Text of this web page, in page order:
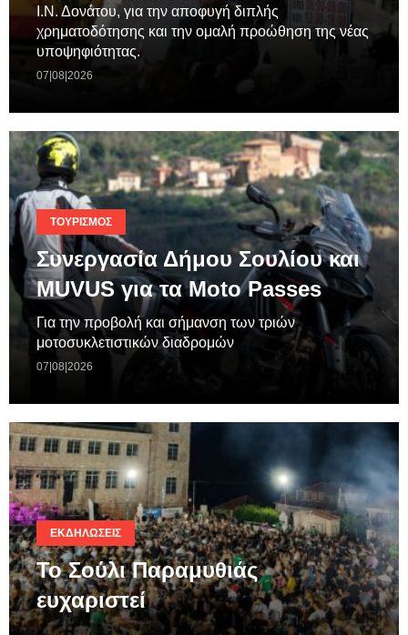
Ι.Ν. Δονάτου, για την αποφυγή διπλής
χρηματοδότησης και την ομαλή προώθηση της νέας
υποψηφιότητας.
07|08|2026
ΤΟΥΡΙΣΜΌΣ
Συνεργασία Δήμου Σουλίου και
MUVUS για τα Moto Passes
Για την προβολή και σήμανση των τριών
μοτοσυκλετιστικών διαδρομών
07|08|2026
ΕΚΔΗΛΏΣΕΙΣ
Το Σούλι Παραμυθιάς
ευχαριστεί